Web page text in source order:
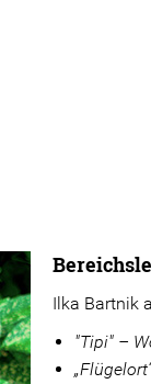
Ilka Bartnik
"Tipi" –